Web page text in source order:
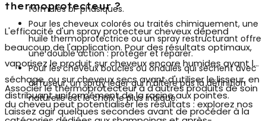
formulés bi-phasiques.
Pour les cheveux colorés ou traités chimiquement, une
huile thermoprotectrice ou un spray restructurant offre
une double action : protéger et réparer.
Pour les cheveux bouclés ou ondulés qui sèchent avec
diffuseur, un spray léger qui n'altère pas la définition
naturelle est le choix le plus indiqué.
thermoprotecteur ?
L'efficacité d'un spray protecteur cheveuxdépend
beaucoup de l'application. Pour des résultats optimaux,
vaporisez le produit sur cheveux encore humides avant le
séchage, ou sur cheveux secs avant d'utiliser le lisseur, en
distribuant uniformément de la racine aux pointes.
Laissez agir quelques secondes avant de procéder à la
Associer le thermoprotecteur à d'autres produits de soin
du cheveu peut potentialiser les résultats : explorez nos